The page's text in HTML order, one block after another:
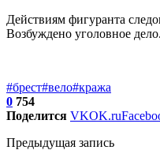
Действиям фигуранта
Возбуждено уголовное дело.
#брест#вело#кража
0 754
Поделится VKOK.ru
Предыдущая запись